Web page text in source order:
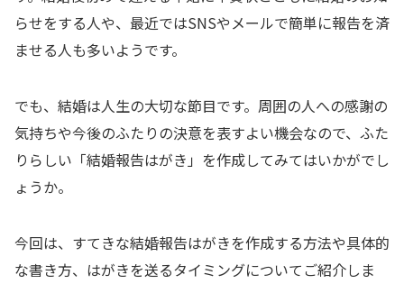
らせをする人や、最近ではSNSやメールで簡単に報告を済
ませる人も多いようです。
でも、結婚は人生の大切な節目です。周囲の人への感謝の
気持ちや今後のふたりの決意を表すよい機会なので、ふた
りらしい「結婚報告はがき」を作成してみてはいかがでし
ょうか。
今回は、すてきな結婚報告はがきを作成する方法や具体的
な書き方、はがきを送るタイミングについてご紹介しま